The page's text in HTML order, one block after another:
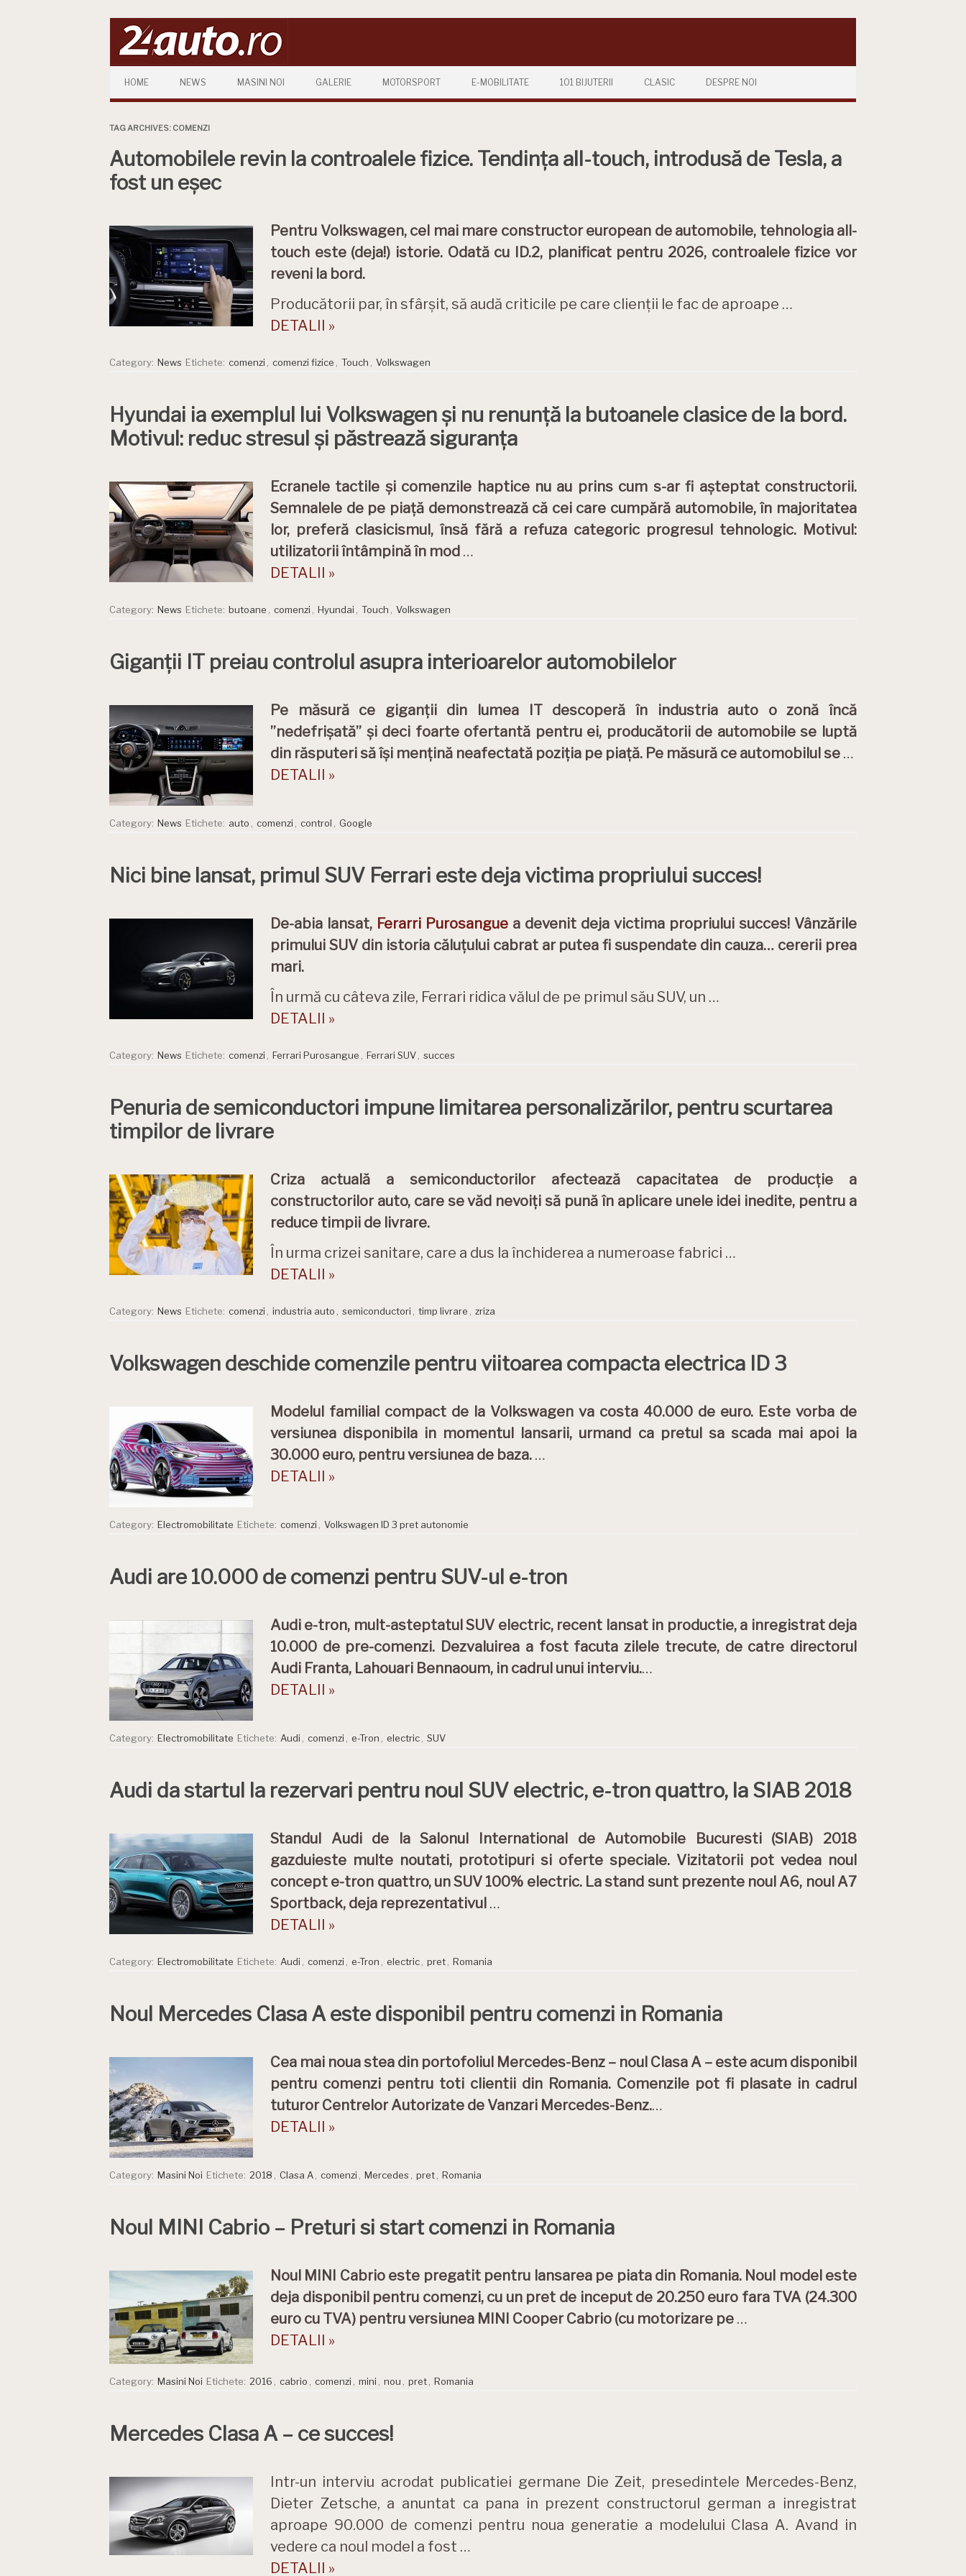
HOME NEWS MASINI NOI GALERIE MOTORSPORT E-MOBILITATE 101 BIJUTERII CLASIC DESPRE NOI
TAG ARCHIVES: COMENZI
Automobilele revin la controalele fizice. Tendința all-touch, introdusă de Tesla, a
fost un eșec
Pentru Volkswagen, cel mai mare constructor european de automobile, tehnologia all-
touch este (deja!) istorie. Odată cu ID.2, planificat pentru 2026, controalele fizice vor
reveni la bord.
Producătorii par, în sfârșit, să audă criticile pe care clienții le fac de aproape …
DETALII »
Category: News Etichete: comenzi comenzi fizice Touch Volkswagen
Hyundai ia exemplul lui Volkswagen și nu renunță la butoanele clasice de la bord.
Motivul: reduc stresul și păstrează siguranța
Ecranele tactile și comenzile haptice nu au prins cum s-ar fi așteptat constructorii.
Semnalele de pe piață demonstrează că cei care cumpără automobile, în majoritatea
lor, preferă clasicismul, însă fără a refuza categoric progresul tehnologic. Motivul:
utilizatorii întâmpină în mod …
DETALII »
Category: News Etichete: butoane comenzi Hyundai Touch Volkswagen
Giganții IT preiau controlul asupra interioarelor automobilelor
Pe măsură ce giganții din lumea IT descoperă în industria auto o zonă încă
”nedefrișată” și deci foarte ofertantă pentru ei, producătorii de automobile se luptă
din răsputeri să își mențină neafectată poziția pe piață. Pe măsură ce automobilul se …
DETALII »
Category: News Etichete: auto comenzi control Google
Nici bine lansat, primul SUV Ferrari este deja victima propriului succes!
De-abia lansat, Ferarri Purosangue a devenit deja victima propriului succes! Vânzările
primului SUV din istoria căluțului cabrat ar putea fi suspendate din cauza… cererii prea
mari.
În urmă cu câteva zile, Ferrari ridica vălul de pe primul său SUV, un …
DETALII »
Category: News Etichete: comenzi Ferrari Purosangue Ferrari SUV succes
Penuria de semiconductori impune limitarea personalizărilor, pentru scurtarea
timpilor de livrare
Criza actuală a semiconductorilor afectează capacitatea de producție a
constructorilor auto, care se văd nevoiți să pună în aplicare unele idei inedite, pentru a
reduce timpii de livrare.
În urma crizei sanitare, care a dus la închiderea a numeroase fabrici …
DETALII »
Category: News Etichete: comenzi industria auto semiconductori timp livrare zriza
Volkswagen deschide comenzile pentru viitoarea compacta electrica ID 3
Modelul familial compact de la Volkswagen va costa 40.000 de euro. Este vorba de
versiunea disponibila in momentul lansarii, urmand ca pretul sa scada mai apoi la
30.000 euro, pentru versiunea de baza. …
DETALII »
Category: Electromobilitate Etichete: comenzi Volkswagen ID 3 pret autonomie
Audi are 10.000 de comenzi pentru SUV-ul e-tron
Audi e-tron, mult-asteptatul SUV electric, recent lansat in productie, a inregistrat deja
10.000 de pre-comenzi. Dezvaluirea a fost facuta zilele trecute, de catre directorul
Audi Franta, Lahouari Bennaoum, in cadrul unui interviu.…
DETALII »
Category: Electromobilitate Etichete: Audi comenzi e-Tron electric SUV
Audi da startul la rezervari pentru noul SUV electric, e-tron quattro, la SIAB 2018
Standul Audi de la Salonul International de Automobile Bucuresti (SIAB) 2018
gazduieste multe noutati, prototipuri si oferte speciale. Vizitatorii pot vedea noul
concept e-tron quattro, un SUV 100% electric. La stand sunt prezente noul A6, noul A7
Sportback, deja reprezentativul …
DETALII »
Category: Electromobilitate Etichete: Audi comenzi e-Tron electric pret Romania
Noul Mercedes Clasa A este disponibil pentru comenzi in Romania
Cea mai noua stea din portofoliul Mercedes-Benz – noul Clasa A – este acum disponibil
pentru comenzi pentru toti clientii din Romania. Comenzile pot fi plasate in cadrul
tuturor Centrelor Autorizate de Vanzari Mercedes-Benz.…
DETALII »
Category: Masini Noi Etichete: 2018 Clasa A comenzi Mercedes pret Romania
Noul MINI Cabrio – Preturi si start comenzi in Romania
Noul MINI Cabrio este pregatit pentru lansarea pe piata din Romania. Noul model este
deja disponibil pentru comenzi, cu un pret de inceput de 20.250 euro fara TVA (24.300
euro cu TVA) pentru versiunea MINI Cooper Cabrio (cu motorizare pe …
DETALII »
Category: Masini Noi Etichete: 2016 cabrio comenzi mini nou pret Romania
Mercedes Clasa A – ce succes!
Intr-un interviu acrodat publicatiei germane Die Zeit, presedintele Mercedes-Benz,
Dieter Zetsche, a anuntat ca pana in prezent constructorul german a inregistrat
aproape 90.000 de comenzi pentru noua generatie a modelului Clasa A. Avand in
vedere ca noul model a fost …
DETALII »